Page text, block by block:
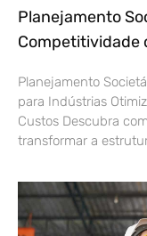
Planejamento
Competitividade
Planejamento
para Indústrias
Custos Descubra
transformar a